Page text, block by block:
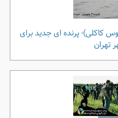
کاکلی)- پرنده ای جدید برای
تهران